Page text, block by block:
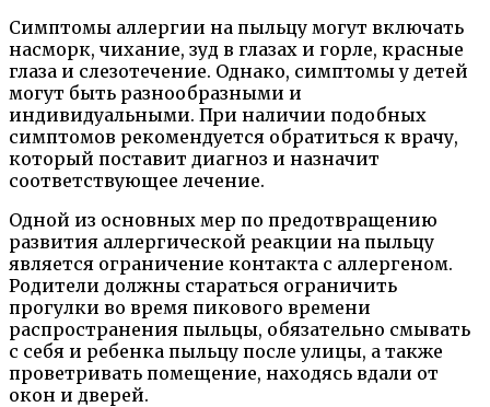
Симптомы аллергии на пыльцу могут включать
насморк, чихание, зуд в глазах и горле, красные
глаза и слезотечение. Однако, симптомы у детей
могут быть разнообразными и
индивидуальными. При наличии подобных
симптомов рекомендуется обратиться к врачу,
который поставит диагноз и назначит
соответствующее лечение.
Одной из основных мер по предотвращению
развития аллергической реакции на пыльцу
является ограничение контакта с аллергеном.
Родители должны стараться ограничить
прогулки во время пикового времени
распространения пыльцы, обязательно смывать
с себя и ребенка пыльцу после улицы, а также
проветривать помещение, находясь вдали от
окон и дверей.